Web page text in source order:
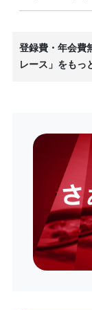
登録費・年会費
レース」をもっ